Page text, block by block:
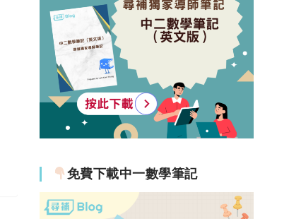
免費下載中一數學筆記